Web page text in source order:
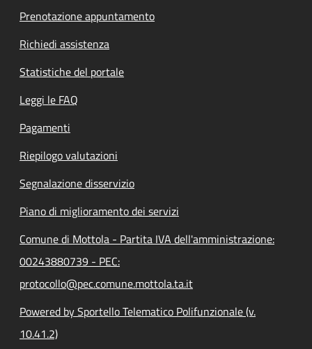
Prenotazione appuntamento
Richiedi assistenza
Statistiche del portale
Leggi le FAQ
Pagamenti
Riepilogo valutazioni
Segnalazione disservizio
Piano di miglioramento dei servizi
Comune di Mottola - Partita IVA dell'amministrazione:
00243880739 - PEC:
protocollo@pec.comune.mottola.ta.it
Powered by Sportello Telematico Polifunzionale (v.
10.41.2)